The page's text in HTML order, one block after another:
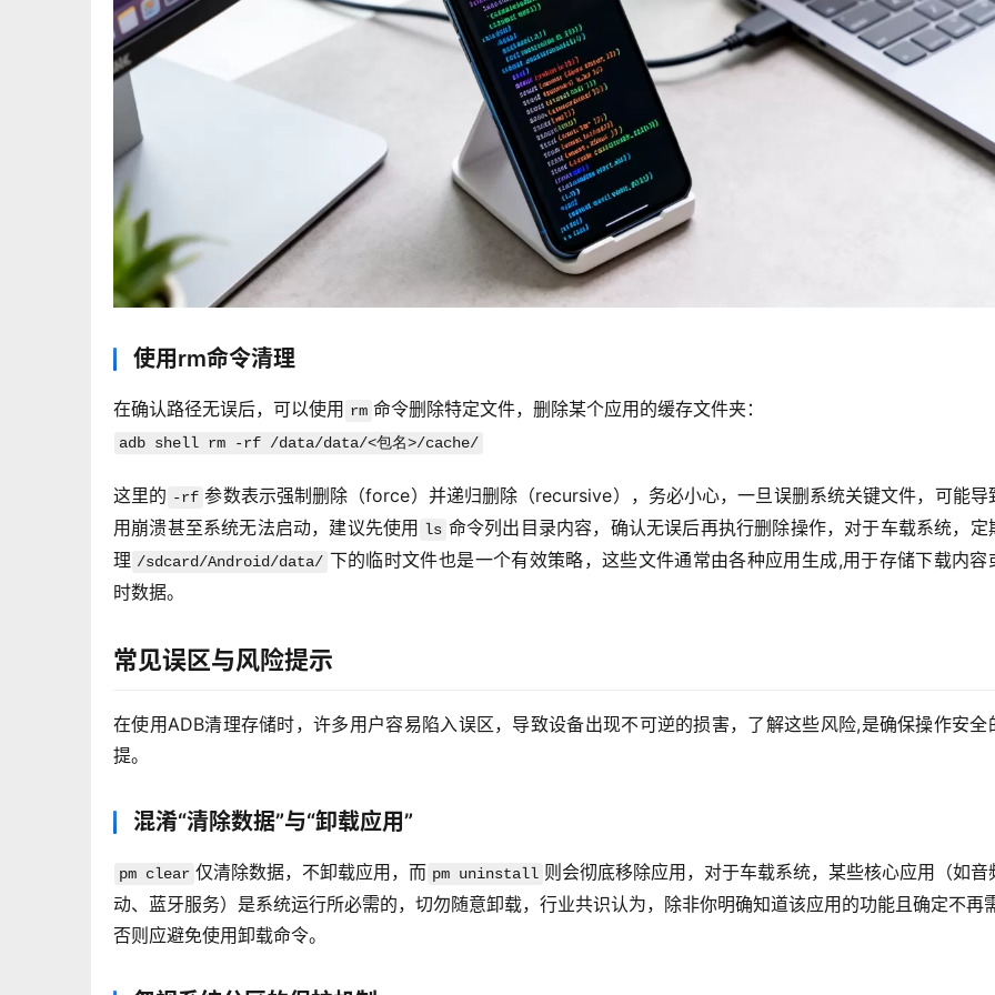
使用rm命令清理
在确认路径无误后，可以使用 rm 命令删除特定文件，删除某个应用的缓存文件夹：
adb shell rm -rf /data/data/<包名>/cache/
这里的 -rf 参数表示强制删除（force）并递归删除（recursive），务必小心，一旦误删系统关键文件，可能导
用崩溃甚至系统无法启动，建议先使用 ls 命令列出目录内容，确认无误后再执行删除操作，对于车载系统，定
理 /sdcard/Android/data/ 下的临时文件也是一个有效策略，这些文件通常由各种应用生成,用于存储下载内容
时数据。
常见误区与风险提示
在使用ADB清理存储时，许多用户容易陷入误区，导致设备出现不可逆的损害，了解这些风险,是确保操作安全
提。
混淆“清除数据”与“卸载应用”
pm clear 仅清除数据，不卸载应用，而 pm uninstall 则会彻底移除应用，对于车载系统，某些核心应用（如音
动、蓝牙服务）是系统运行所必需的，切勿随意卸载，行业共识认为，除非你明确知道该应用的功能且确定不再
否则应避免使用卸载命令。